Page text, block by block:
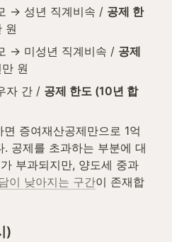
→ 성년 직계비속 / 공제 한
원
→ 미성년 직계비속 / 공제
원
자 간 / 공제 한도 (10년 합
증여재산공제만으로 1억
공제를 초과하는 부분에 대
부과되지만, 양도세 중과
이 낮아지는 구간이 존재합
)